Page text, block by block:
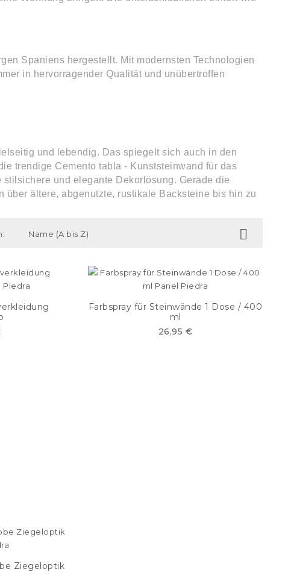
Spaniens hergestellt. Mit modernsten Technologien
in hervorragender Qualität und unübertroffen
und lebendig. Das spiegelt sich auch in den
trendige Cemento tabla - Kunststeinwand für das
und elegante Dekorlösung. Gerade die
ältere, abgenutzte, rustikale Backsteine bis hin zu
Name (A bis Z) 
Farbspray für Steinwände 1 Dose / 400
ml
26,95 €
Ziegeloptik